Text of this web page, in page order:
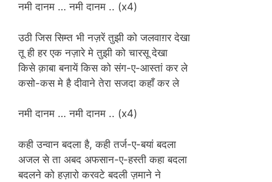
नमी दानम … नमी दानम .. (x4)
उठी जिस सिम्त भी नज़रें तुझी को जलवाग़र देखा
तू ही हर एक नज़ारे मे तुझी को चारसू देखा
किसे क़ाबा बनायें किस को संग-ए-आस्तां कर ले
कसो-कस मे है दीवाने तेरा सजदा कहाँ कर ले
नमी दानम … नमी दानम .. (x4)
कही उन्वान बदला है, कही तर्ज-ए-बयां बदला
अजल से ता अबद अफसान-ए-हस्ती कहा बदला
बदलने को हज़ारो करवटे बदली ज़माने ने